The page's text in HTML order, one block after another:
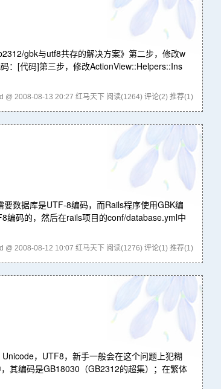
gbk与utf8共存的解决方案》第二步，修改w
：[代码]第三步，修改ActionView::Helpers::Ins
@ 2008-08-13 20:27 红马天下 阅读(1264) 评论(2) 推荐(1)
数据库是UTF-8编码，而Rails程序使用GBK编
编码的，然后在rails项目的conf/database.yml中
@ 2008-08-12 10:07 红马天下 阅读(1276) 评论(1) 推荐(1)
，UTF8，新手一般会在这个问题上犯糊
其编码是GB18030（GB2312的超集）；在繁体